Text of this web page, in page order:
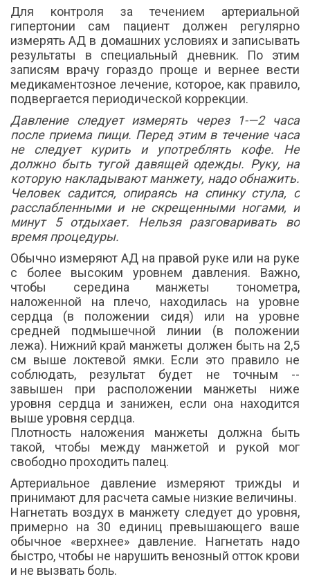
Для контроля за течением артериальной
гипертонии сам пациент должен регулярно
измерять АД в домашних условиях и записывать
результаты в специальный дневник. По этим
записям врачу гораздо проще и вернее вести
медикаментозное лечение, которое, как правило,
подвергается периодической коррекции.
Давление следует измерять через 1-—2 часа
после приема пищи. Перед этим в течение часа
не следует курить и употреблять кофе. Не
должно быть тугой давящей одежды. Руку, на
которую накладывают манжету, надо обнажить.
Человек садится, опираясь на спинку стула, с
расслабленными и не скрещенными ногами, и
минут 5 отдыхает. Нельзя разговаривать во
время процедуры.
Обычно измеряют АД на правой руке или на руке
с более высоким уровнем давления. Важно,
чтобы середина манжеты тонометра,
наложенной на плечо, находилась на уровне
сердца (в положении сидя) или на уровне
средней подмышечной линии (в положении
лежа). Нижний край манжеты должен быть на 2,5
см выше локтевой ямки. Если это правило не
соблюдать, результат будет не точным --
завышен при расположении манжеты ниже
уровня сердца и занижен, если она находится
выше уровня сердца.
Плотность наложения манжеты должна быть
такой, чтобы между манжетой и рукой мог
свободно проходить палец.
Артериальное давление измеряют трижды и
принимают для расчета самые низкие величины.
Нагнетать воздух в манжету следует до уровня,
примерно на 30 единиц превышающего ваше
обычное «верхнее» давление. Нагнетать надо
быстро, чтобы не нарушить венозный отток крови
и не вызвать боль.